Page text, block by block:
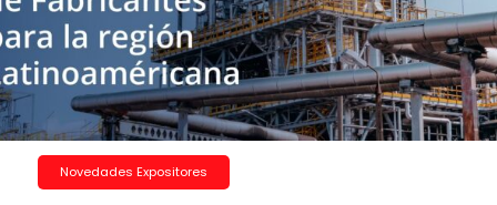
Novedades Expositores